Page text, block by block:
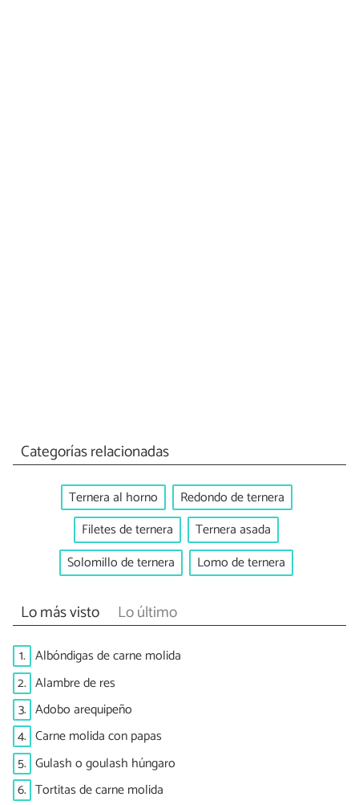
Categorías relacionadas
Ternera al horno
Redondo de ternera
Filetes de ternera
Ternera asada
Solomillo de ternera
Lomo de ternera
Lo más visto Lo último
1. Albóndigas de carne molida
2. Alambre de res
3. Adobo arequipeño
4. Carne molida con papas
5. Gulash o goulash húngaro
6. Tortitas de carne molida